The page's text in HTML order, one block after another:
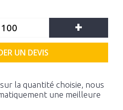
+
UN DEVIS
la quantité choisie, nous
une meilleure